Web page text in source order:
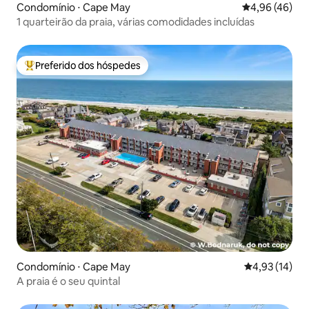
Condomínio ⋅ Cape May 4,96 de uma
4,96 (46)
1 quarteirão da praia, várias comodidades incluídas
Entre os melhores preferidos dos hóspedes
Preferido dos hóspedes
Condomínio ⋅ Cape May 4,93 de uma
4,93 (14)
A praia é o seu quintal